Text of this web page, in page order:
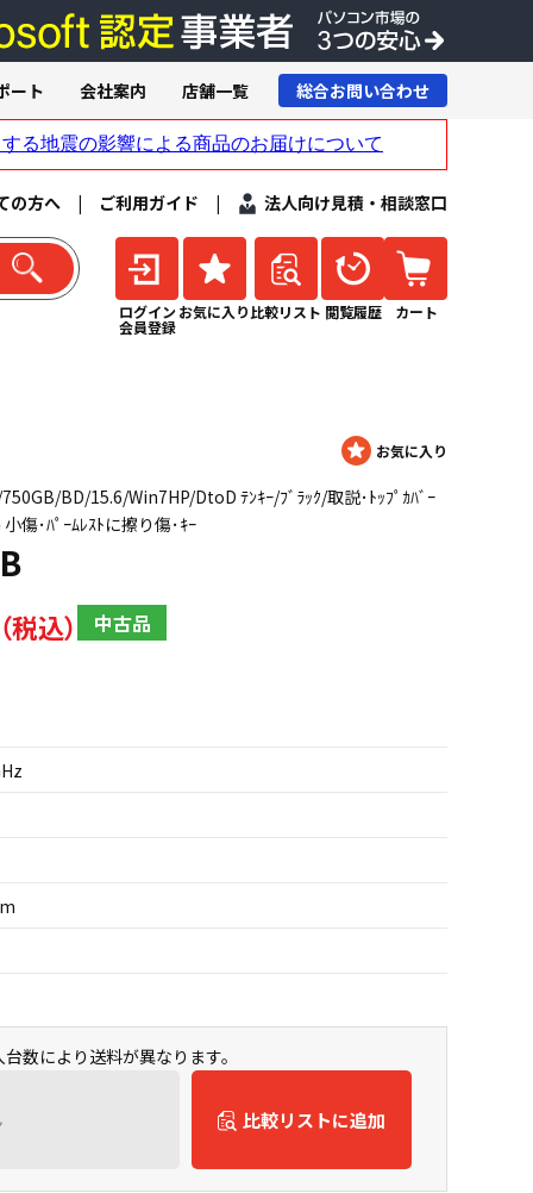
の方へ | ご利用ガイド | 法人向け見積・相談窓口
ログイン
会員登録
お気に入り 比較リスト 閲覧履歴 カート
ート 会社案内 店舗一覧 総合お問い合わせ
BD/15.6/Win7HP/DtoD ﾃﾝｷｰ/ﾌﾞﾗｯｸ/取説･ﾄｯﾌﾟｶﾊﾞｰ
傷･ﾊﾟｰﾑﾚｽﾄに擦り傷･ｷｰ
中古品
により送料が異なります。
比較リストに追加